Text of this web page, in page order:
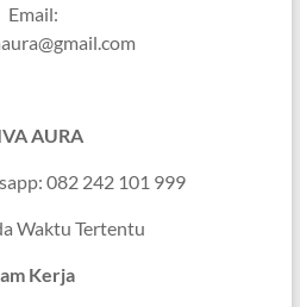
Email:
AURA
082 242 101 999
Waktu Tertentu
Kerja